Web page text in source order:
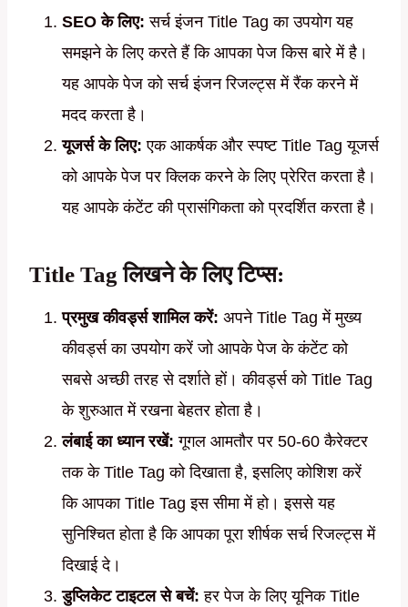
SEO के लिए: सर्च इंजन Title Tag का उपयोग यह
समझने के लिए करते हैं कि आपका पेज किस बारे में है।
यह आपके पेज को सर्च इंजन रिजल्ट्स में रैंक करने में
मदद करता है।
यूजर्स के लिए: एक आकर्षक और स्पष्ट Title Tag यूजर्स
को आपके पेज पर क्लिक करने के लिए प्रेरित करता है।
यह आपके कंटेंट की प्रासंगिकता को प्रदर्शित करता है।
Title Tag लिखने के लिए टिप्स:
प्रमुख कीवर्ड्स शामिल करें: अपने Title Tag में मुख्य
कीवर्ड्स का उपयोग करें जो आपके पेज के कंटेंट को
सबसे अच्छी तरह से दर्शाते हों। कीवर्ड्स को Title Tag
के शुरुआत में रखना बेहतर होता है।
लंबाई का ध्यान रखें: गूगल आमतौर पर 50-60 कैरेक्टर
तक के Title Tag को दिखाता है, इसलिए कोशिश करें
कि आपका Title Tag इस सीमा में हो। इससे यह
सुनिश्चित होता है कि आपका पूरा शीर्षक सर्च रिजल्ट्स में
दिखाई दे।
डुप्लिकेट टाइटल से बचें: हर पेज के लिए यूनिक Title